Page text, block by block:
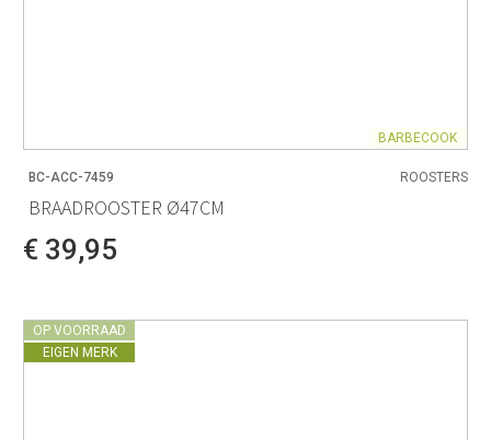
BARBECOOK
BC-ACC-7459 ROOSTERS
BRAADROOSTER Ø47CM
€ 39,95
OP VOORRAAD
EIGEN MERK